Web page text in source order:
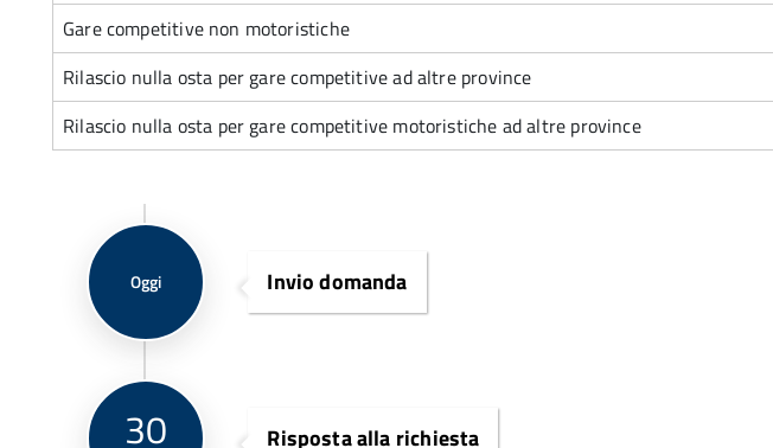
Gare competitive non motoristiche
Rilascio nulla osta per gare competitive ad altre province
Rilascio nulla osta per gare competitive motoristiche ad altre province
Oggi Invio domanda
30 Risposta alla richiesta